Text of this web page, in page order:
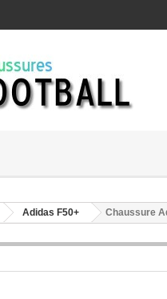
Adidas F50+ Chaussure